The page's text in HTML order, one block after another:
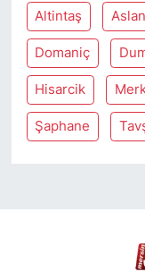
Altintaş
Domaniç
Hisarcik
Şaphane